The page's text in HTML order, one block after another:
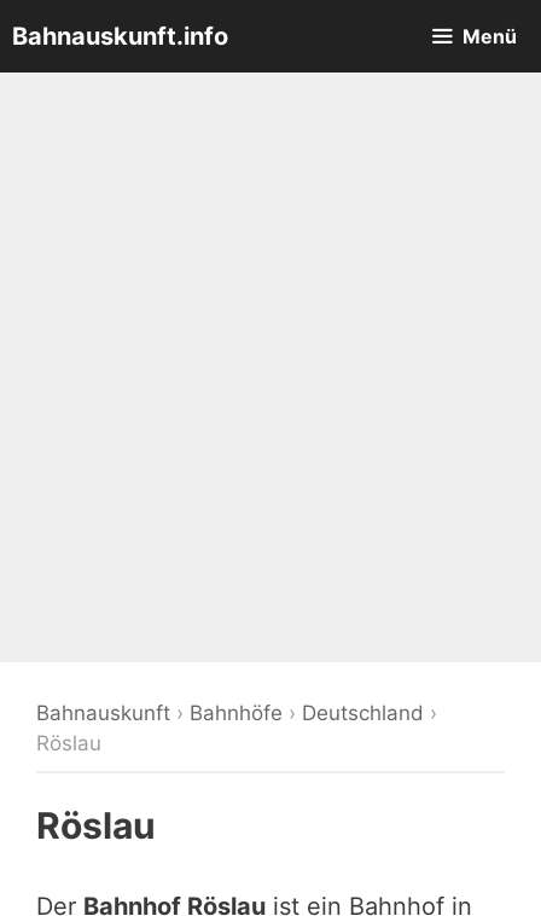
Inhalt
springen
Bahnauskunft.info Menü
Bahnauskunft › Bahnhöfe › Deutschland ›
Röslau
Röslau
Der Bahnhof Röslau ist ein Bahnhof in